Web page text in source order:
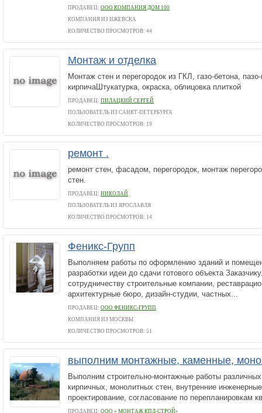
ПРОДАВЕЦ: ООО КОМПАНИЯ ДОМ 100
КОМПАНИЯ ИЗ ИЖЕВСКА
КОЛИЧЕСТВО ПРОСМОТРОВ: 44
Монтаж и отделка
Монтаж стен и перегородок из ГКЛ, газо-бетона, пазо-
кирпичаШтукатурка, окраска, облицовка плиткой
ПРОДАВЕЦ: ПИЛАЦКИЙ СЕРГЕЙ
ПОЛЬЗОВАТЕЛЬ ИЗ САНКТ-ПЕТЕРБУРГА
КОЛИЧЕСТВО ПРОСМОТРОВ: 19
ремонт .
ремонт стен, фасадом, перегородок, монтаж
стен.
ПРОДАВЕЦ: НИКОЛАЙ
ПОЛЬЗОВАТЕЛЬ ИЗ ЯРОСЛАВЛЯ
КОЛИЧЕСТВО ПРОСМОТРОВ: 14
Феникс-Групп
Выполняем работы по оформлению зданий и
разработки идеи до сдачи готового объекта
сотрудничеству строительные компании,
архитектурные бюро, дизайн-студии, частных...
ПРОДАВЕЦ: ООО ФЕНИКС-ГРУПП
КОМПАНИЯ ИЗ МОСКВЫ
КОЛИЧЕСТВО ПРОСМОТРОВ: 51
выполним монтажные, каменные,
Выполним строительно-монтажные работы
кирпичных, монолитных стен, внутренние
проектирование, согласование по перепланировкам
ПРОДАВЕЦ: ООО « МОНТАЖ КПД-СТРОЙ»